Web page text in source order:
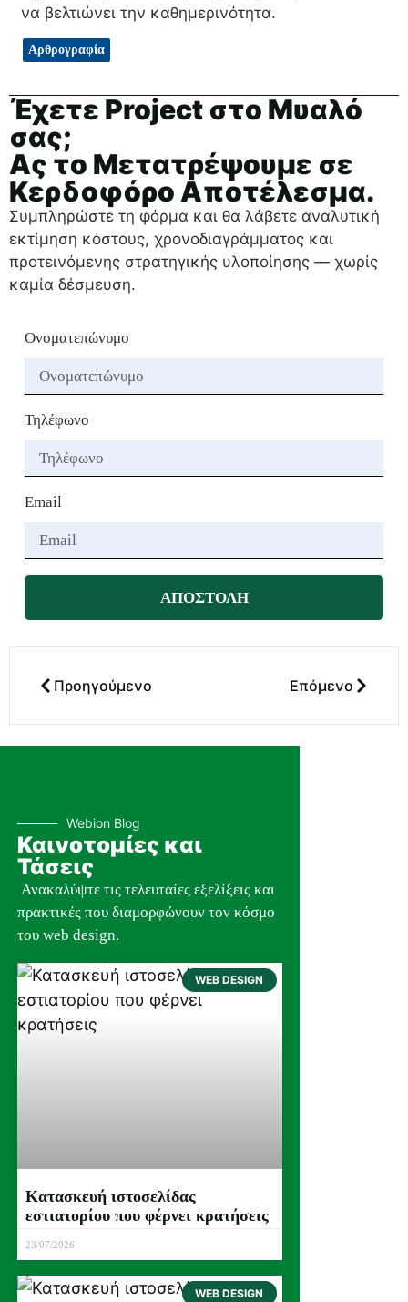
να βελτιώνει την καθημερινότητα.
Αρθρογραφία
Έχετε Project στο Μυαλό
σας;
Ας το Μετατρέψουμε σε
Κερδοφόρο Αποτέλεσμα.
Συμπληρώστε τη φόρμα και θα λάβετε αναλυτική
εκτίμηση κόστους, χρονοδιαγράμματος και
προτεινόμενης στρατηγικής υλοποίησης — χωρίς
καμία δέσμευση.
Ονοματεπώνυμο
Τηλέφωνο
Email
ΑΠΟΣΤΟΛΗ
Προηγούμενο Επόμενο
Webion Blog
Καινοτομίες και
Τάσεις
Ανακαλύψτε τις τελευταίες εξελίξεις και
πρακτικές που διαμορφώνουν τον κόσμο
του web design.
WEB DESIGN
Κατασκευή ιστοσελίδας
εστιατορίου που φέρνει κρατήσεις
23/07/2026
WEB DESIGN